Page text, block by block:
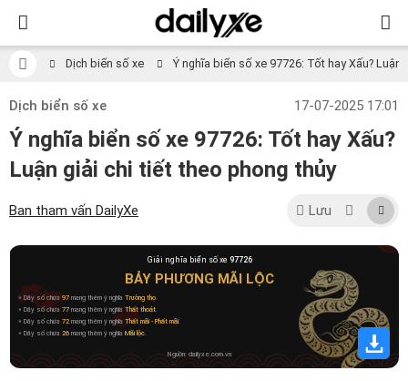
Dịch biển số xe Ý nghĩa biển số xe 97726: Tốt hay Xấu?
Dịch biển số xe 17-07-2025 17:01
Ý nghĩa biển số xe 97726: Tốt hay Xấu?
Luận giải chi tiết theo phong thủy
Ban tham vấn DailyXe Lưu
Giải nghĩa biển số xe 97726
BẢY PHƯƠNG MÃI LỘC
» Dãy số chứa97 mang thêm ý nghĩa Trường thọ.
» Dãy số chứa 77 mang thêm ý nghĩaThất thoát.
» Dãy số chứa 72 mang thêm ý nghĩaThất mãi - Phất mãi.
» Dãy số chứa 26 mang thêm ý nghĩa Mãi lộc.
Nguồn: dailyxe.com.vn